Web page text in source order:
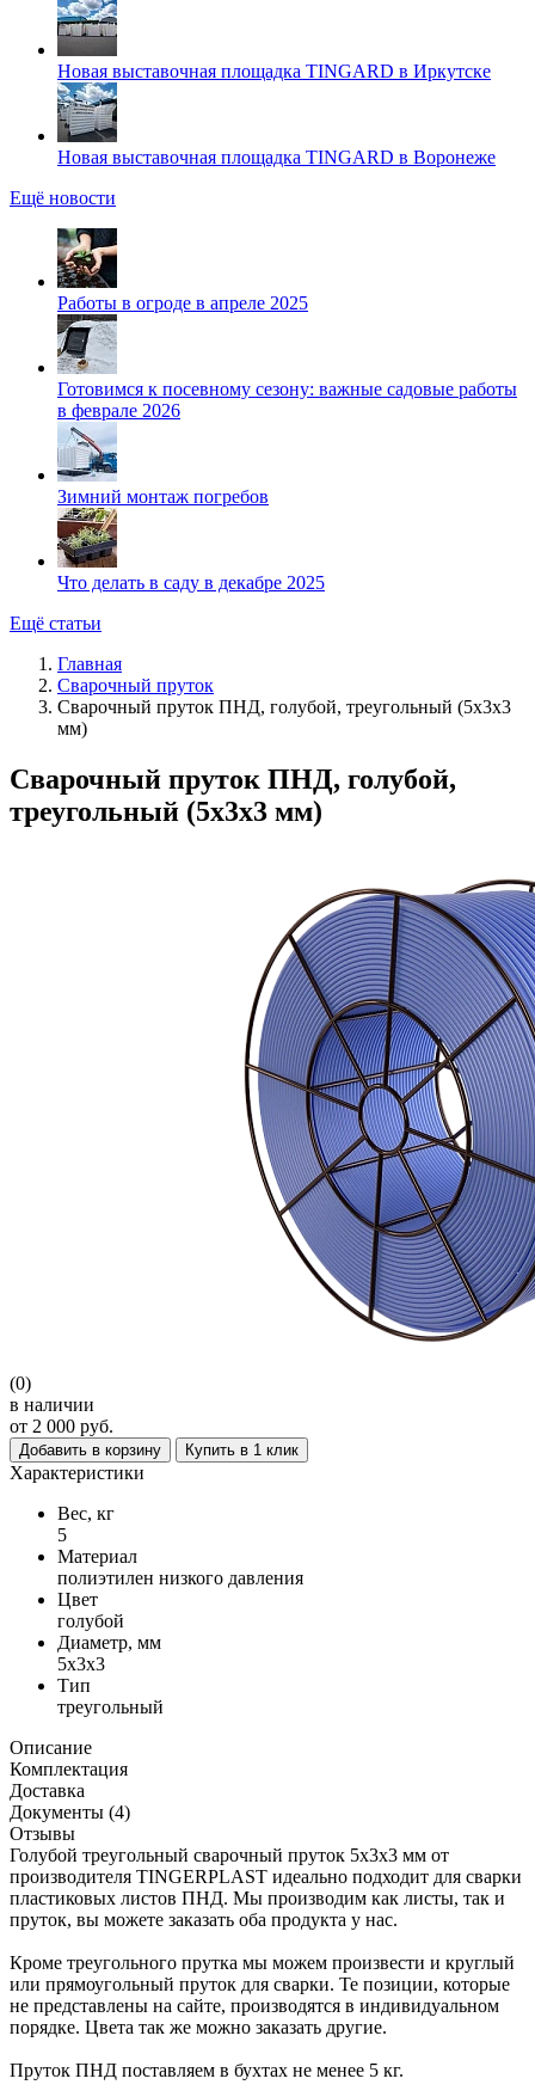
Новая выставочная площадка TINGARD в Иркутске
Новая выставочная площадка TINGARD в Воронеже
Ещё новости
Работы в огроде в апреле 2025
Готовимся к посевному сезону: важные садовые работы
в феврале 2026
Зимний монтаж погребов
Что делать в саду в декабре 2025
Ещё статьи
Главная
Сварочный пруток
Сварочный пруток ПНД, голубой, треугольный (5x3x3
мм)
Сварочный пруток ПНД, голубой,
треугольный (5x3x3 мм)
(0)
в наличии
от 2 000 руб.
Добавить в корзину Купить в 1 клик
Характеристики
Вес, кг
5
Материал
полиэтилен низкого давления
Цвет
голубой
Диаметр, мм
5x3x3
Тип
треугольный
Описание
Комплектация
Доставка
Документы (4)
Отзывы
Голубой треугольный сварочный пруток 5x3x3 мм от
производителя TINGERPLAST идеально подходит для сварки
пластиковых листов ПНД. Мы производим как листы, так и
пруток, вы можете заказать оба продукта у нас.
Кроме треугольного прутка мы можем произвести и круглый
или прямоугольный пруток для сварки. Те позиции, которые
не представлены на сайте, производятся в индивидуальном
порядке. Цвета так же можно заказать другие.
Пруток ПНД поставляем в бухтах не менее 5 кг.